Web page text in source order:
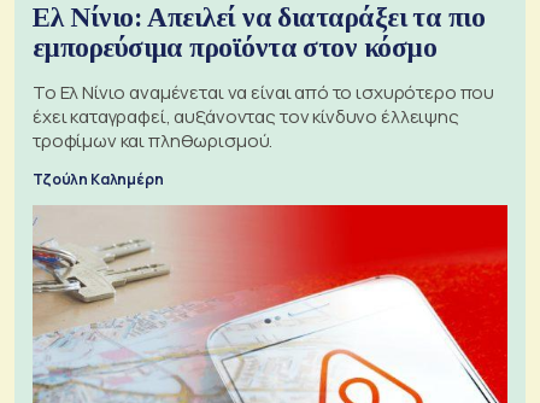
Ελ Νίνιο: Απειλεί να διαταράξει τα πιο
εμπορεύσιμα προϊόντα στον κόσμο
Το Ελ Νίνιο αναμένεται να είναι από το ισχυρότερο που
έχει καταγραφεί, αυξάνοντας τον κίνδυνο έλλειψης
τροφίμων και πληθωρισμού.
Τζούλη Καλημέρη